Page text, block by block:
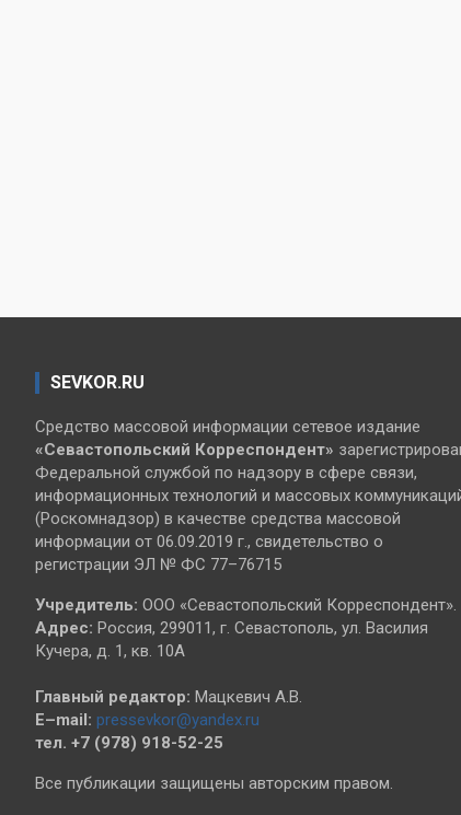
SEVKOR.RU
Средство массовой информации сетевое издание
«Севастопольский Корреспондент»
Федеральной службой по надзору в сфере связи,
информационных технологий и массовых
(Роскомнадзор) в качестве средства массовой
информации от 06.09.2019 г., свидетельство о
регистрации ЭЛ № ФС 77–76715
Учредитель: ООО «Севастопольский Корреспондент».
Адрес: Россия, 299011, г. Севастополь, ул. Василия
Кучера, д. 1, кв. 10А
Главный редактор: Мацкевич А.В.
E–mail: pressevkor@yandex.ru
тел. +7 (978) 918-52-25
Все публикации защищены авторским правом.